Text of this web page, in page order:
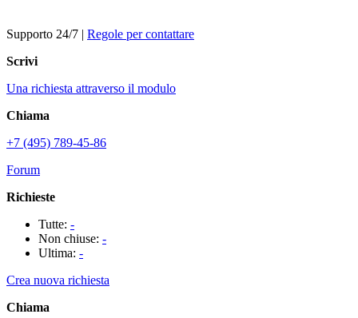
Supporto 24/7 | Regole per contattare
Scrivi
Una richiesta attraverso il modulo
Chiama
+7 (495) 789-45-86
Forum
Richieste
Tutte: -
Non chiuse: -
Ultima: -
Crea nuova richiesta
Chiama